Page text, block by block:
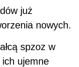
już
nowych.
spzoz w
ich ujemne